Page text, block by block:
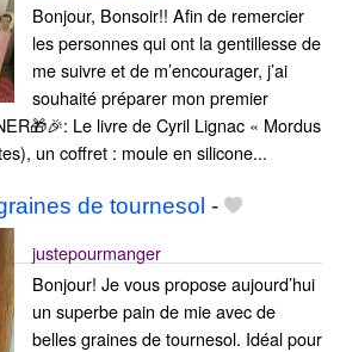
Bonjour, Bonsoir!! Afin de remercier
les personnes qui ont la gentillesse de
me suivre et de m’encourager, j’ai
souhaité préparer mon premier
Le livre de Cyril Lignac « Mordus
un coffret : moule en silicone...
de tournesol -
justepourmanger
Bonjour! Je vous propose aujourd’hui
un superbe pain de mie avec de
belles graines de tournesol. Idéal pour